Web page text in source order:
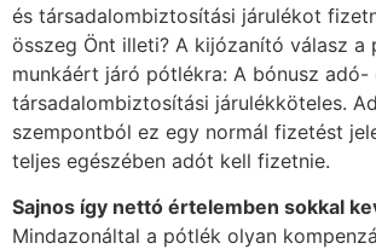
és társadalombiztosítási járulékot
összeg Önt illeti? A kijózanító válasz a
munkáért járó pótlékra: A bónusz adó-
társadalombiztosítási járulékköteles.
szempontból ez egy normál fizetést
teljes egészében adót kell fizetnie.
Sajnos így nettó értelemben sokkal
Mindazonáltal a pótlék olyan